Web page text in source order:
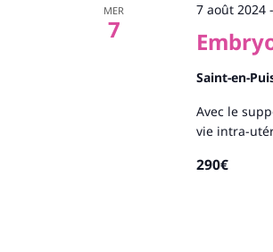
MER
7
7 août 2024-
Saint-en-
Avec le
vie intra-
290€